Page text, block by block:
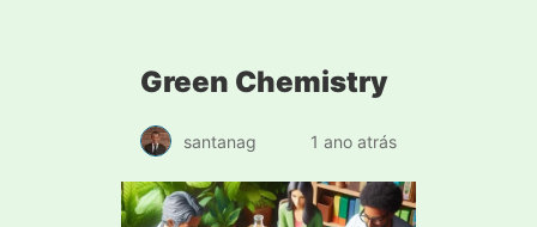
Green Chemistry
santanag 1 ano atrás